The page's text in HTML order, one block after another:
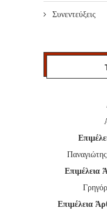
Συνεντεύξεις
Επιμέλεια
Επιμέλεια